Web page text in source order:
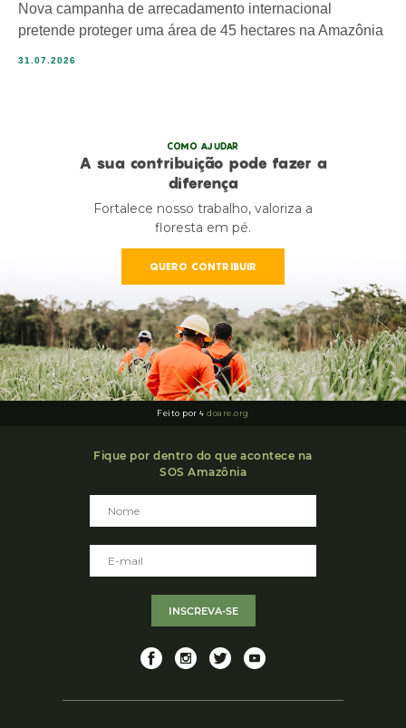
Nova campanha de arrecadamento internacional
pretende proteger uma área de 45 hectares na Amazônia
31.07.2026
A sua contribuição pode fazer a
diferença
COMO AJUDAR
Fortalece nosso trabalho, valoriza a
floresta em pé.
QUERO CONTRIBUIR
Feito por ϟdoare.org
INSCREVA-SE
Fique por dentro do que acontece na
SOS Amazônia